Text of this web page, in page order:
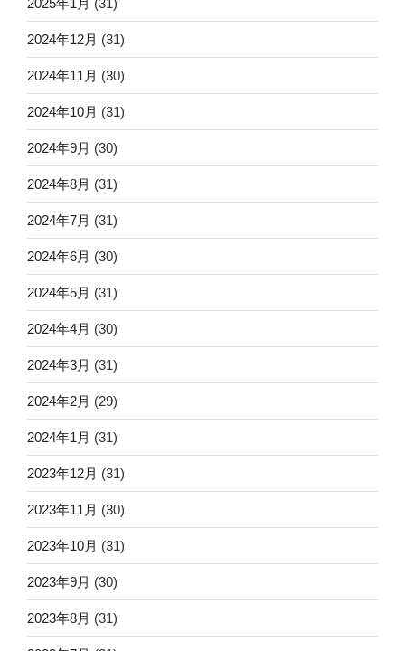
2025年1月 (31)
2024年12月 (31)
2024年11月 (30)
2024年10月 (31)
2024年9月 (30)
2024年8月 (31)
2024年7月 (31)
2024年6月 (30)
2024年5月 (31)
2024年4月 (30)
2024年3月 (31)
2024年2月 (29)
2024年1月 (31)
2023年12月 (31)
2023年11月 (30)
2023年10月 (31)
2023年9月 (30)
2023年8月 (31)